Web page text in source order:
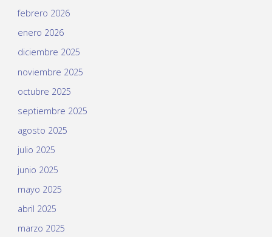
febrero 2026
enero 2026
diciembre 2025
noviembre 2025
octubre 2025
septiembre 2025
agosto 2025
julio 2025
junio 2025
mayo 2025
abril 2025
marzo 2025